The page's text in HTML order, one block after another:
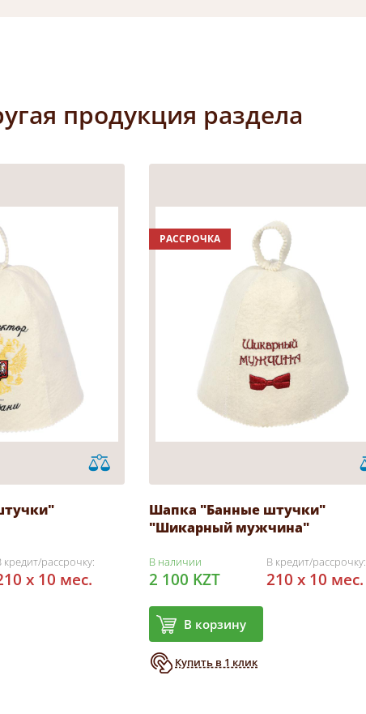
продукция раздела
кредит/рассрочку:
x 10 мес.
РАССРОЧКА
Шапка "Банные штучки"
"Шикарный мужчина"
В наличии
2 100 KZT
В корзину
Купить в 1 клик
В кредит/рассрочку:
210 x 10 мес.